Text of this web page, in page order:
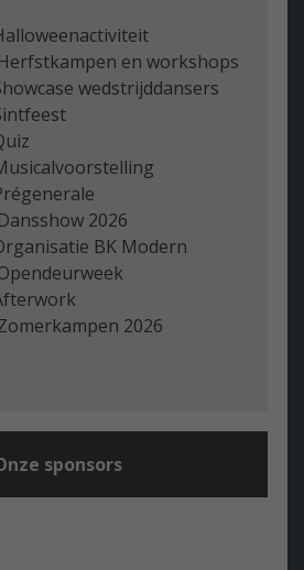
en workshops
wedstrijddansers
2026
BK Modern
2026
sponsors